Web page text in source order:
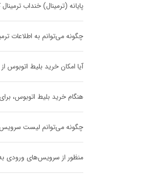
پایانه (ترمینال) خنداب
چگونه می‌توانم به اطلاعات
آیا امکان خرید بلیط اتوبوس
هنگام خرید بلیط اتوبوس،
چگونه می‌توانم لیست
منظور از سرویس‌های ورودی